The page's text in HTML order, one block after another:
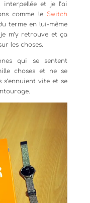
interpellée et je l’ai
comme le Switch
terme en lui-même
m’y retrouve et ça
les choses.
qui se sentent
choses et ne se
s’ennuient vite et se